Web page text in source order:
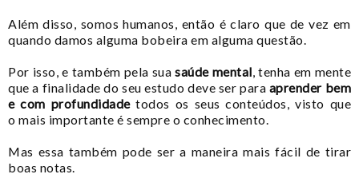
Além disso, somos humanos, então é claro que de vez em
quando damos alguma bobeira em alguma questão.
Por isso, e também pela sua saúde mental , tenha em mente
que a finalidade do seu estudo deve ser para aprender bem
e com profundidadetodos os seus conteúdos, visto que
o mais importante é sempre o conhecimento.
Mas essa também pode ser a maneira mais fácil de tirar
boas notas.